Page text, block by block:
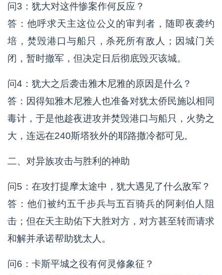
问3：犹大对这件惨案作何反应？
答：他呼求天主这位公义的审判者，随即夜袭约
培，焚毁港口与船只，杀死所有敌人；因城门关
闭，暂时撤军，但决定日后彻底毁灭该城。
问4：犹大之后袭击雅木尼雅的原因是什么？
答：因得知雅木尼雅人也准备对犹太侨民施以相同
毒计，于是他趁夜进攻并焚毁港口与船只，火势之
大，连远在240斯塔狄外的耶路撒冷都可见。
二、对异族攻击与胜利的神助
问5：在攻打提摩太途中，犹大遇见了什么敌军？
答：他们被约五千步兵与五百骑兵的阿剌伯人阻
击；但在天主助佑下大胜对方，对方甚至转而请求
和解并承诺帮助犹太人。
问6：卡斯平城之役有何灵修象征？